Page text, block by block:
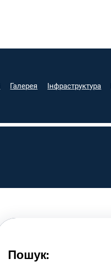
Галерея Інфраструктура
Пошук: